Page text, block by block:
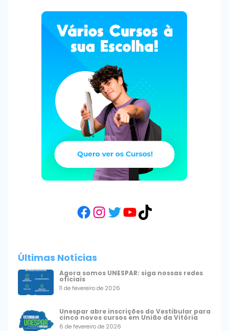
Facebook
Instagram
Twitter
YouTube
TikTok
Últimas Notícias
Agora somos UNESPAR: siga nossas redes
oficiais
11 de fevereiro de 2026
Unespar abre inscrições do Vestibular para
cinco novos cursos em União da Vitória
6 de fevereiro de 2026